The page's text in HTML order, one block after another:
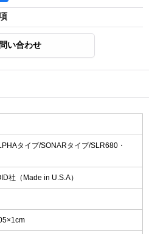
タイプ/SONARタイプ/SLR680・
社（Made in U.S.A）